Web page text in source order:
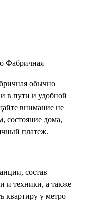
Фабричная
обычно
в пути и удобной
внимание не
состояние дома,
платеж.
состав
и техники, а также
квартиру у метро